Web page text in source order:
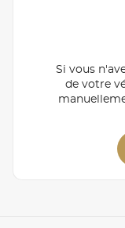
Si vous
de votre